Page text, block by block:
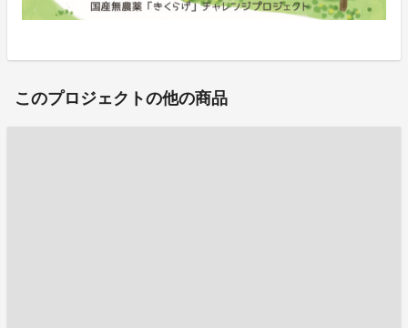
このプロジェクトの他の商品